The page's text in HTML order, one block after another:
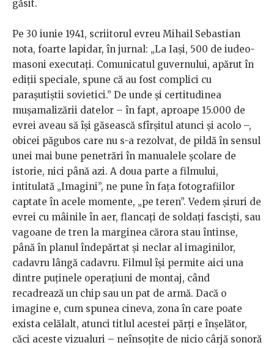
găsit.
Pe 30 iunie 1941, scriitorul evreu Mihail Sebastian
nota, foarte lapidar, în jurnal: „La Iași, 500 de iudeo-
masoni executați. Comunicatul guvernului, apărut în
ediții speciale, spune că au fost complici cu
parașutiștii sovietici.” De unde și certitudinea
mușamalizării datelor – în fapt, aproape 15.000 de
evrei aveau să își găsească sfîrșitul atunci și acolo –,
obicei păgubos care nu s-a rezolvat, de pildă în sensul
unei mai bune penetrări în manualele școlare de
istorie, nici până azi. A doua parte a filmului,
intitulată „Imagini”, ne pune în fața fotografiilor
captate în acele momente, „pe teren”. Vedem șiruri de
evrei cu mâinile în aer, flancați de soldați fasciști, sau
vagoane de tren la marginea cărora stau întinse,
până în planul îndepărtat și neclar al imaginilor,
cadavru lângă cadavru. Filmul își permite aici una
dintre puținele operațiuni de montaj, când
recadrează un chip sau un pat de armă. Dacă o
imagine e, cum spunea cineva, zona în care poate
exista celălalt, atunci titlul acestei părți e înșelător,
căci aceste vizualuri – neînsoțite de nicio cârjă sonoră